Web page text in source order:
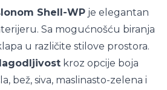
Shell-WP je elegantan
Sa mogućnošću biranja
u različite stilove prostora.
kroz opcije boja
bež, siva, maslinasto-zelena i